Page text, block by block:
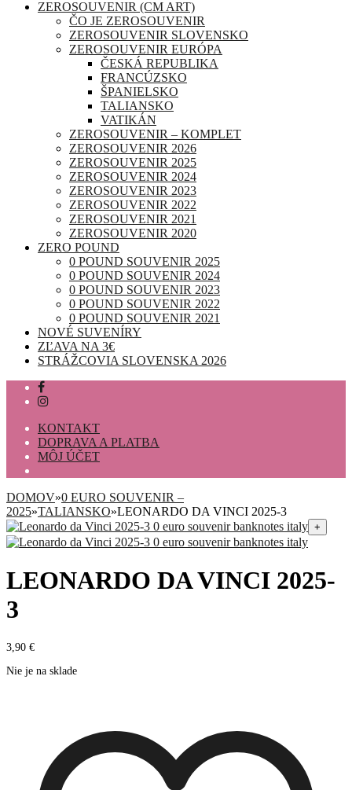
ZEROSOUVENIR (CM ART)
ČO JE ZEROSOUVENIR
ZEROSOUVENIR SLOVENSKO
ZEROSOUVENIR EURÓPA
ČESKÁ REPUBLIKA
FRANCÚZSKO
ŠPANIELSKO
TALIANSKO
VATIKÁN
ZEROSOUVENIR – KOMPLET
ZEROSOUVENIR 2026
ZEROSOUVENIR 2025
ZEROSOUVENIR 2024
ZEROSOUVENIR 2023
ZEROSOUVENIR 2022
ZEROSOUVENIR 2021
ZEROSOUVENIR 2020
ZERO POUND
0 POUND SOUVENIR 2025
0 POUND SOUVENIR 2024
0 POUND SOUVENIR 2023
0 POUND SOUVENIR 2022
0 POUND SOUVENIR 2021
NOVÉ SUVENÍRY
ZĽAVA NA 3€
STRÁŽCOVIA SLOVENSKA 2026
KONTAKT
DOPRAVA A PLATBA
MÔJ ÚČET
DOMOV»0 EURO SOUVENIR –
2025»TALIANSKO»LEONARDO DA VINCI 2025-3
+
LEONARDO DA VINCI 2025-
3
3,90 €
Nie je na sklade